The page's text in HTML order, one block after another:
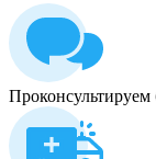
Проконсультируем